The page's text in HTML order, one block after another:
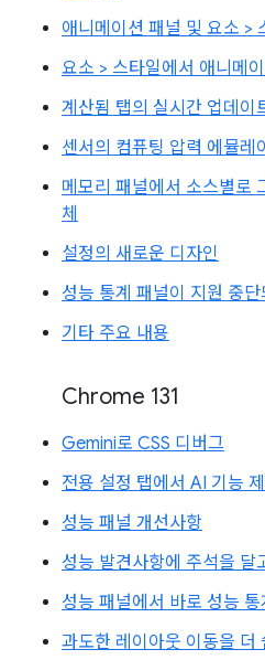
애니메이션 패널 및 요소 >
요소 > 스타일에서 애니메
계산됨 탭의 실시간 업데이
센서의 컴퓨팅 압력 에뮬레
메모리 패널에서 소스별로
체
설정의 새로운 디자인
성능 통계 패널이 지원 중
기타 주요 내용
Chrome 131
Gemini로 CSS 디버그
전용 설정 탭에서 AI 기능
성능 패널 개선사항
성능 발견사항에 주석을 달
성능 패널에서 바로 성능 통
과도한 레이아웃 이동을 더